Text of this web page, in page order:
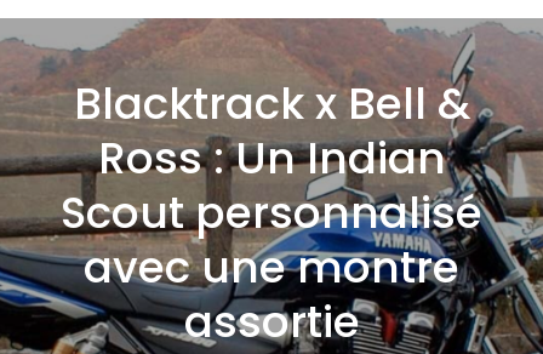
Blacktrack x Bell &
Ross : Un Indian
Scout personnalisé
avec une montre
assortie